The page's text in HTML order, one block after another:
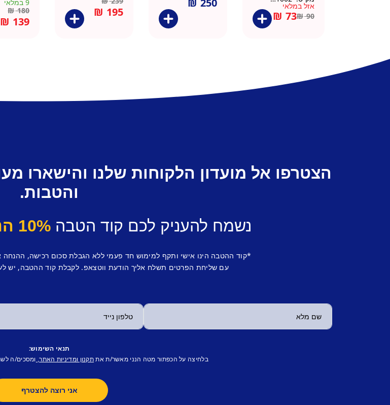
שחור
אזל במלאי
₪90
₪ 73
₪ 250
₪ 195
– מארז 2 יח
9 במלאי
₪180
₪ 139
הצטרפו אל מועדון הלקוחות שלנו והישארו
והטבות.
נשמח להעניק לכם קוד הטבה 10% הנחה לרכישה ראשונה.
*קוד ההטבה הינו אישי ותקף למימוש חד פעמי ללא הגבלת סכום רכישה,
עם שליחת הפרטים תשלח אליך הודעת ווטצאפ. לקבלת קוד ההטבה, יש
תנאי השימוש:
בלחיצה על הכפתור מטה הנני מאשר/ת את תקנון ומדיניות האתר, ומסכים/ה